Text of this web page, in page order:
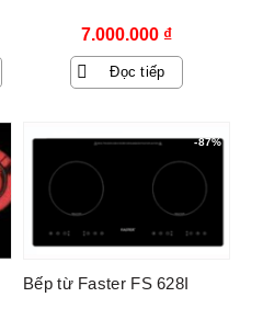
7.000.000 ₫
Đọc tiếp
-87%
Bếp từ Faster FS 628I